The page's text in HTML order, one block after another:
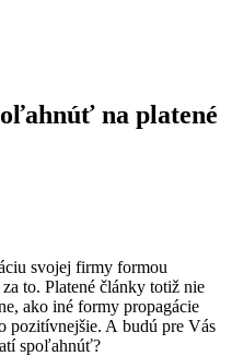
na platené
svojej firmy formou
to. Platené články totiž nie
ako iné formy propagácie
pozitívnejšie. A budú pre Vás
spoľahnúť?